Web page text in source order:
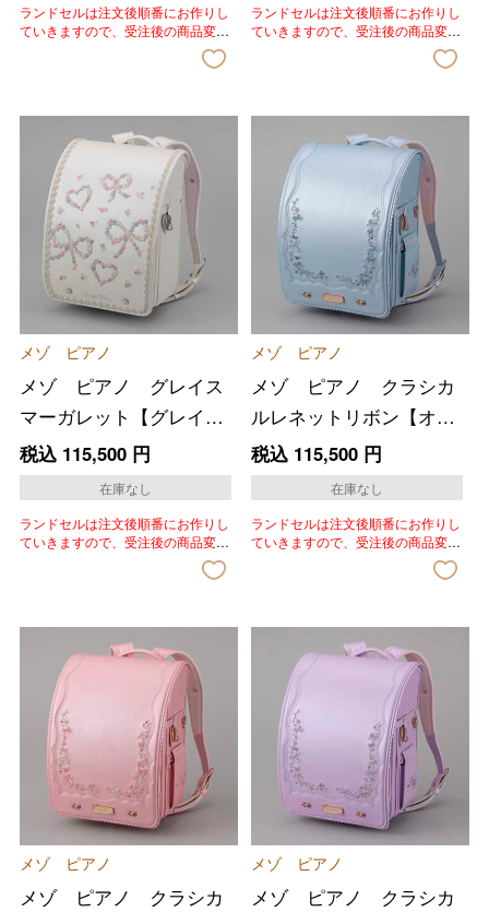
ランドセルは注文後順番にお作りし
ていきますので、受注後の商品変
更、色変更、キャンセルはいたしか
ねます。あらかじめご了承いただき
ランドセルは注文後順番にお作りし
ていきますので、受注後の商品変
更、色変更、キャンセルはいたしか
ねます。あらかじめご了承いただき
メゾ ピアノ
メゾ ピアノ グレイス
マーガレット【グレイス
アイボリー】
税込 115,500円
在庫なし
ランドセルは注文後順番にお作りし
ていきますので、受注後の商品変
更、色変更、キャンセルはいたしか
ねます。あらかじめご了承いただき
メゾ ピアノ
メゾ ピアノ クラシカ
ルレネットリボン【オパ
ールサックス】
税込 115,500円
在庫なし
ランドセルは注文後順番にお作りし
ていきますので、受注後の商品変
更、色変更、キャンセルはいたしか
ねます。あらかじめご了承いただき
メゾ ピアノ
メゾ ピアノ クラシカ
メゾ ピアノ
メゾ ピアノ クラシカ